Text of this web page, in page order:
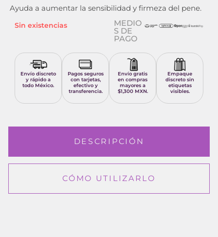
Ayuda a aumentar la sensibilidad y firmeza del pene.
Sin existencias
MEDIO
S DE
PAGO
Envío discreto
y rápido a
todo México.
Pagos seguros
con tarjetas,
efectivo y
transferencia.
Envío gratis
en compras
mayores a
$1,300 MXN.
Empaque
discreto sin
etiquetas
visibles.
DESCRIPCIÓN
CÓMO UTILIZARLO